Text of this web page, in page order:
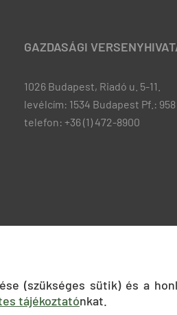
GAZDASÁGI
1026 Budapest, Riadó u. 5-11.
levélcím: 1534 Budapest Pf.: 958
telefon: +36 (1) 472-8900
(szükséges sütik) és a
tájékoztatónkat.